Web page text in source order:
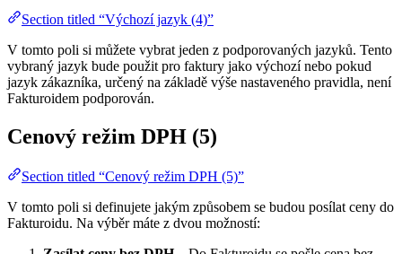
Section titled “Výchozí jazyk (4)”
V tomto poli si můžete vybrat jeden z podporovaných jazyků. Tento
vybraný jazyk bude použit pro faktury jako výchozí nebo pokud
jazyk zákazníka, určený na základě výše nastaveného pravidla, není
Fakturoidem podporován.
Cenový režim DPH (5)
Section titled “Cenový režim DPH (5)”
V tomto poli si definujete jakým způsobem se budou posílat ceny do
Fakturoidu. Na výběr máte z dvou možností: